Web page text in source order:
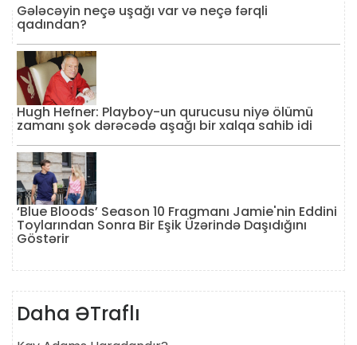
Gələcəyin neçə uşağı var və neçə fərqli
qadından?
Hugh Hefner: Playboy-un qurucusu niyə ölümü
zamanı şok dərəcədə aşağı bir xalqa sahib idi
‘Blue Bloods’ Season 10 Fragmanı Jamie'nin Eddini
Toylarından Sonra Bir Eşik Üzərində Daşıdığını
Göstərir
Daha ƏTraflı